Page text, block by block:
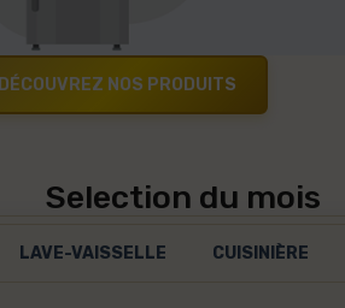
DÉCOUVREZ NOS PRODUITS
Selection du mois
LAVE-VAISSELLE CUISINIÈRE